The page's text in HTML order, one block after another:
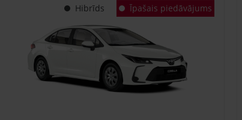
Hibrīds Īpašais piedāvājums